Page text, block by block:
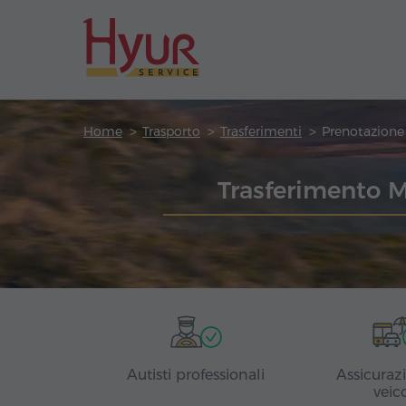
Home Trasporto Trasferimenti
Trasferimento
Autisti professionali